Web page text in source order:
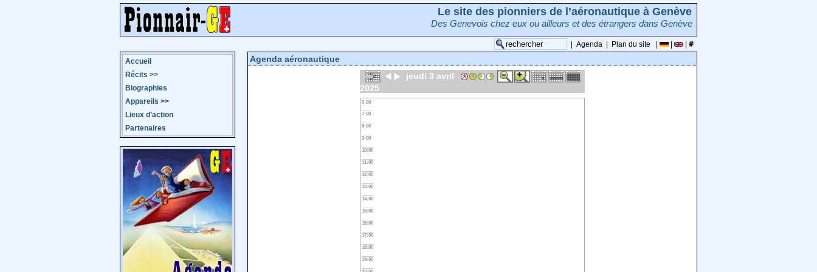
Le site des pionniers de l’aéronautique à Genève
Des Genevois chez eux ou ailleurs et des étrangers dans Genève
Agenda Plan du site
Accueil
Récits >>
Biographies
Appareils >>
Lieux d’action
Partenaires
Agenda aéronautique
jeudi 3 avril
2025
0:00
7:00
8:00
9:00
10:00
11:00
12:00
13:00
14:00
15:00
16:00
17:00
18:00
19:00